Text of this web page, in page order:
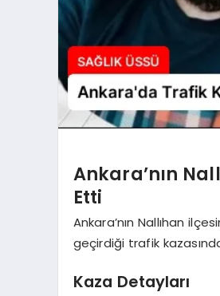
Ankara’nın
Etti
Ankara’nın Nallıhan
geçirdiği trafik
Kaza Detayları